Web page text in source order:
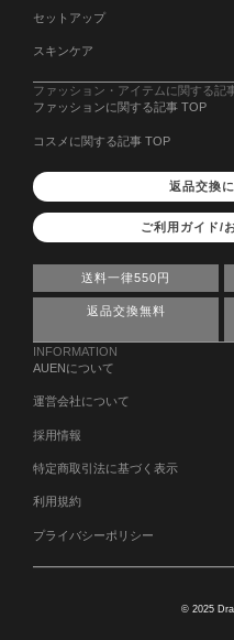
セットアップ
スキンケア
ファッション・アイテムに関する記
ファッションに関する記事 TOP
コスメに関する記事 TOP
返品交換
ご利用ガイド/
送料一律550円
返品交換無料
INFORMATION
AUENについて
運営会社について
採用情報
特定商取引法に基づく表示
利用規約
プライバシーポリシー
© 2025